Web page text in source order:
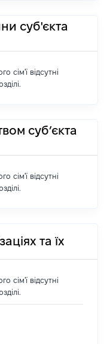
суб'єкта
сім'ї відсутні
суб’єкта
сім'ї відсутні
та їх
сім'ї відсутні